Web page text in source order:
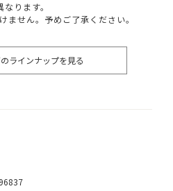
ります。
ません。予めご了承ください。
ラインナップを見る